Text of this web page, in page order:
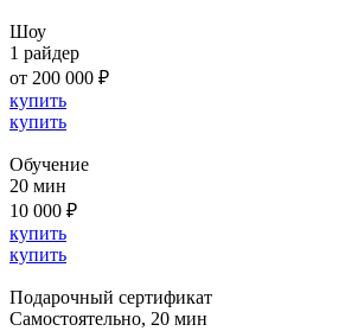
Шоу
1 райдер
от 200 000 ₽
купить
купить
Обучение
20 мин
10 000 ₽
купить
купить
Подарочный сертификат
Cамостоятельно, 20 мин